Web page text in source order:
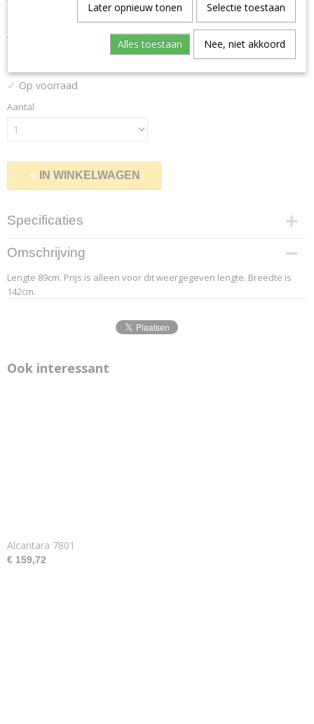
Alcantara 3232
✓ Op voorraad
Aantal
IN WINKELWAGEN
Specificaties
Productcode leverancier
5.1
Afmetingen (l,b,h)
89 x 142 x 0 cm
Omschrijving
Lengte 89cm. Prijs is alleen voor dit weergegeven lengte. Breedte is
142cm.
Ook interessant
Alcantara 7801
€ 159,72
Later opnieuw tonen Selectie toestaan
Alles toestaan Nee, niet akkoord